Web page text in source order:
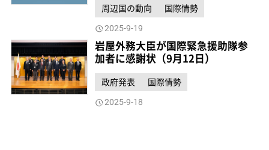
周辺国の動向 国際情勢
2025-9-19
岩屋外務大臣が国際緊急援助隊参
加者に感謝状（9月12日）
政府発表 国際情勢
2025-9-18